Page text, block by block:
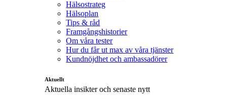
Hälsostrateg
Hälsoplan
Tips & råd
Framgångshistorier
Om våra tester
Hur du får ut max av våra tjänster
Kundnöjdhet och ambassadörer
Aktuellt
Aktuella insikter och senaste nytt